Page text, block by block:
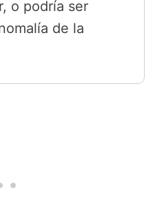
o podría ser
de la